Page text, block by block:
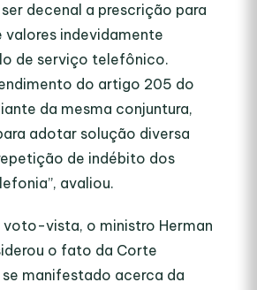
decenal a prescrição para
valores indevidamente
de serviço telefônico.
do artigo 205 do
da mesma conjuntura,
adotar solução diversa
de indébito dos
avaliou.
voto-vista, o ministro Herman
o fato da Corte
manifestado acerca da